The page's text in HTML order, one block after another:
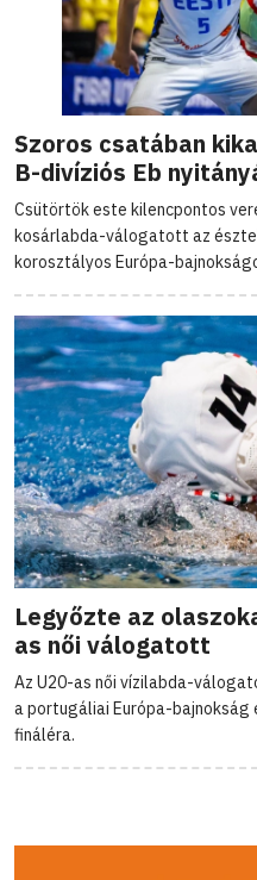
Szoros csatában
B-divíziós Eb
Csütörtök este kilencpontos
kosárlabda-válogatott az
korosztályos Európa-
Legyőzte az
as női válogatott
Az U20-as női vízilabda-
a portugáliai Európa-
fináléra.